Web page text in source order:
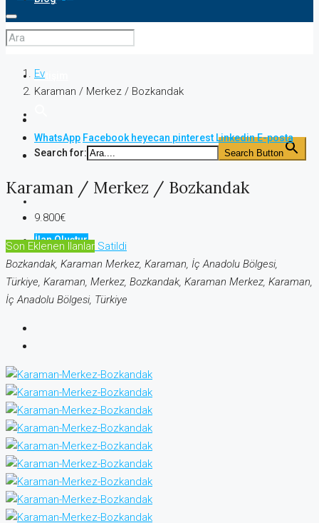
İletişim
Search for: Search Button
İlan Oluştur
Ev
Karaman / Merkez / Bozkandak
WhatsApp Facebook heyecan pinterest LinkedinE-posta
Karaman / Merkez / Bozkandak
9.800€
Son Eklenen Ilanlar Satildi
Bozkandak, Karaman Merkez, Karaman, İç Anadolu Bölgesi,
Türkiye, Karaman, Merkez, Bozkandak, Karaman Merkez, Karaman,
İç Anadolu Bölgesi, Türkiye